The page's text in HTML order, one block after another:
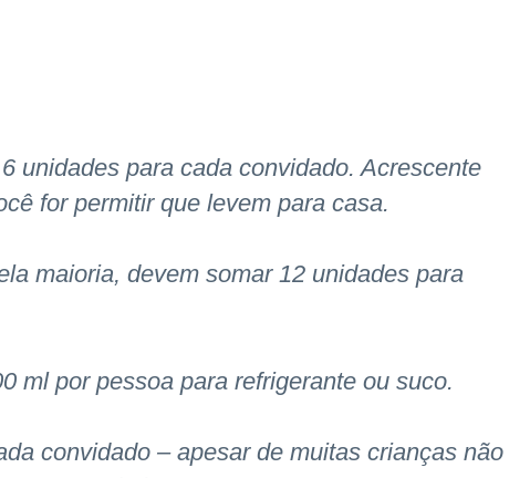
unidades para cada convidado. Acrescente
for permitir que levem para casa.
maioria, devem somar 12 unidades para
ml por pessoa para refrigerante ou suco.
convidado – apesar de muitas crianças não